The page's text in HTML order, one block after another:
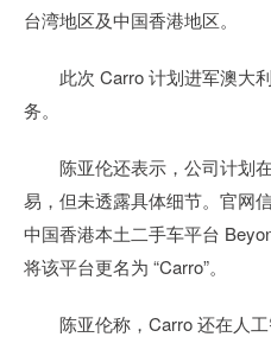
台湾地区及中国香港地区。
此次 Carro 计划进军澳大
务。
陈亚伦还表示，公司计划在
易，但未透露具体细节。官网
中国香港本土二手车平台
将该平台更名为 “Carro”。
陈亚伦称，Carro 还在人工